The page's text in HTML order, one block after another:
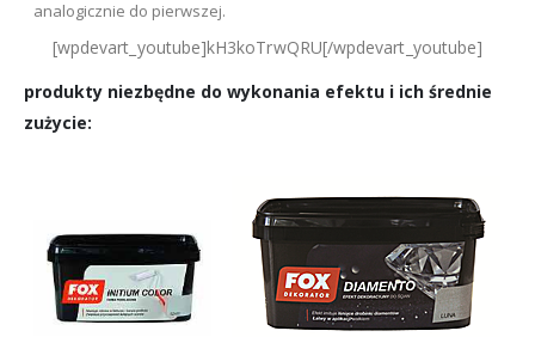
analogicznie do pierwszej.
[wpdevart_youtube]kH3koTrwQRU[/wpdevart_youtube]
produkty niezbędne do wykonania efektu i ich średnie
zużycie: